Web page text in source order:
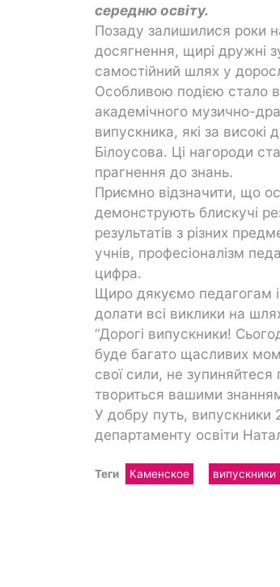
середню освіту.
Позаду залишилися роки
досягнення, щирі дружні
самостійний шлях у
Особливою подією стало
академічного музично-
випускника, які за високі
Білоусова. Ці нагороди
прагнення до знань.
Приємно відзначити, що
демонструють блискучі
результатів з різних
учнів, професіоналізм
цифра.
Щиро дякуємо педагогам
долати всі виклики на
“Дорогі випускники!
буде багато щасливих
свої сили, не
твориться вашими
У добру путь, випускники
департаменту освіти
Теги Каменское випускники